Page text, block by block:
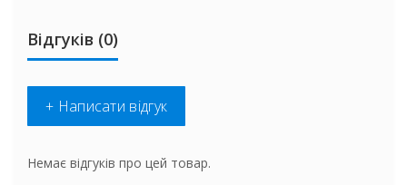
Відгуків (0)
+ Написати відгук
Немає відгуків про цей товар.